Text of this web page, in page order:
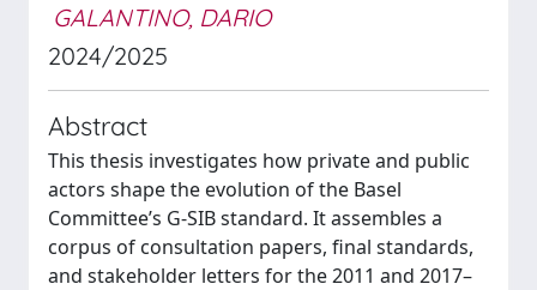
GALANTINO, DARIO
2024/2025
Abstract
This thesis investigates how private and public
actors shape the evolution of the Basel
Committee’s G-SIB standard. It assembles a
corpus of consultation papers, final standards,
and stakeholder letters for the 2011 and 2017–